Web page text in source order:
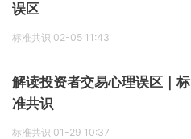
误区
标准共识 02-05 11:43
解读投资者交易心理误区｜标
准共识
标准共识 01-29 10:37